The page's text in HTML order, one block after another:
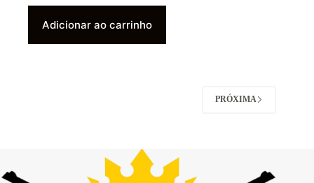
Adicionar ao carrinho
PRÓXIMA